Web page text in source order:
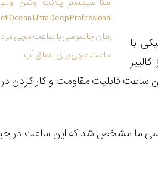
Ocean Ultra Deep Professional)
زمان جاسوسی با ساعت مچی
ساعت مچی برای اعماق آب
با
به علاوه طبق بررسی‌ها، این ساعت قابلیت مقاومت
ما مشخص شد که این ساعت در